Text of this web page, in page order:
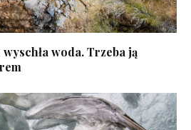
woda. Trzeba ją